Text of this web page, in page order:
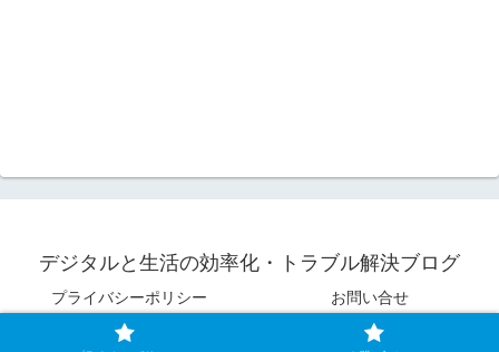
デジタルと生活の効率化・トラブル解決ブログ
プライバシーポリシー お問い合せ
© 2022 デジタルと生活の効率化・トラブル解決ブログ.